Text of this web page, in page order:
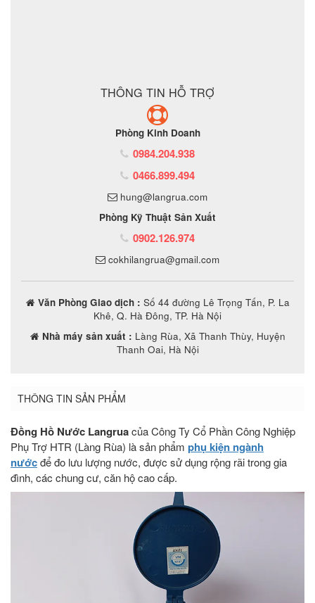
THÔNG TIN HỖ TRỢ
Phòng Kinh Doanh
0984.204.938
0466.899.494
hung@langrua.com
Phòng Kỹ Thuật Sản Xuất
0902.126.974
cokhilangrua@gmail.com
Văn Phòng Giao dịch : Số 44 đường Lê Trọng Tấn, P. La
Khê, Q. Hà Đông, TP. Hà Nội
Nhà máy sản xuất : Làng Rùa, Xã Thanh Thùy, Huyện
Thanh Oai, Hà Nội
THÔNG TIN SẢN PHẨM
Đồng Hồ Nước Langruacủa Công Ty Cổ Phần Công Nghiệp
Phụ Trợ HTR (Làng Rùa) là sản phẩm phụ kiện ngành
nướcđể đo lưu lượng nước, được sử dụng rộng rãi trong gia
đình, các chung cư, căn hộ cao cấp.